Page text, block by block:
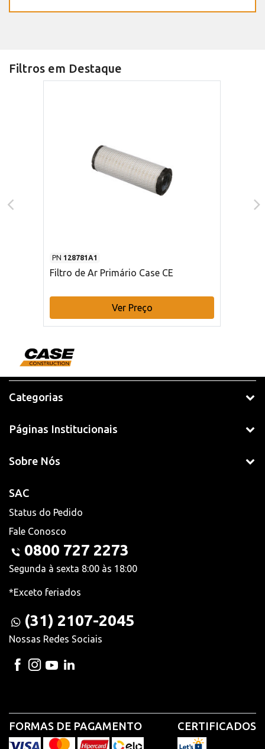
Filtros em Destaque
PN 128781A1
Filtro de Ar Primário Case CE
Ver Preço
Categorias
Páginas Institucionais
Sobre Nós
SAC
Status do Pedido
Fale Conosco
0800 727 2273
Segunda à sexta 8:00 às 18:00
*Exceto feriados
(31) 2107-2045
Nossas Redes Sociais
FORMAS DE PAGAMENTO CERTIFICADOS